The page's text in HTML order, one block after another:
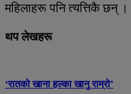
महिलाहरू पनि त्यत्तिकै छन् ।
थप लेखहरू
‘रातको खाना हल्का खानु राम्रो’